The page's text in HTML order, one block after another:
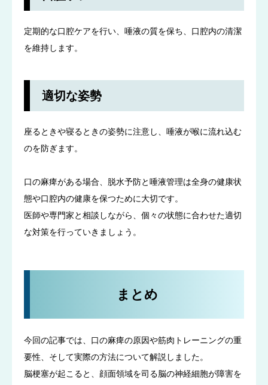
定期的な口腔ケアを行い、唾液の質を保ち、口腔内の清潔
を維持します。
適切な姿勢
座るときや寝るときの姿勢に注意し、唾液が喉に流れ込む
のを防ぎます。
口の麻痺がある場合、脱水予防と唾液管理は全身の健康状
態や口腔内の健康を保つために大切です。
医師や専門家と相談しながら、個々の状態に合わせた適切
な対策を行っていきましょう。
まとめ
今回の記事では、口の麻痺の原因や筋肉トレーニングの重
要性、そして実際の方法について解説しました。
脳梗塞が起こると、顔面領域を司る脳の神経細胞が障害を